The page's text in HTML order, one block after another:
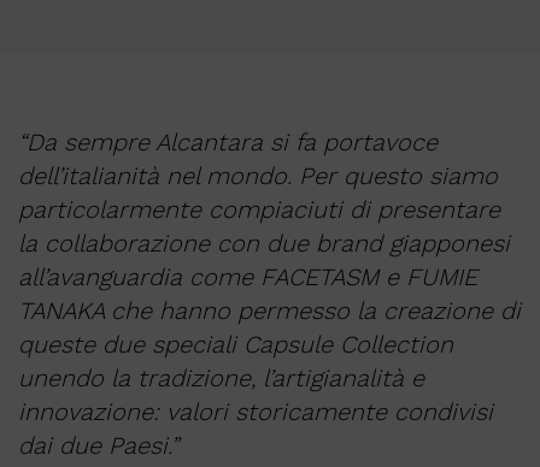
“Da sempre Alcantara si fa portavoce
dell’italianità nel mondo. Per questo siamo
particolarmente compiaciuti di presentare
la collaborazione con due brand giapponesi
all’avanguardia come FACETASM e FUMIE
TANAKA che hanno permesso la creazione di
queste due speciali Capsule Collection
unendo la tradizione, l’artigianalità e
innovazione: valori storicamente condivisi
dai due Paesi.”